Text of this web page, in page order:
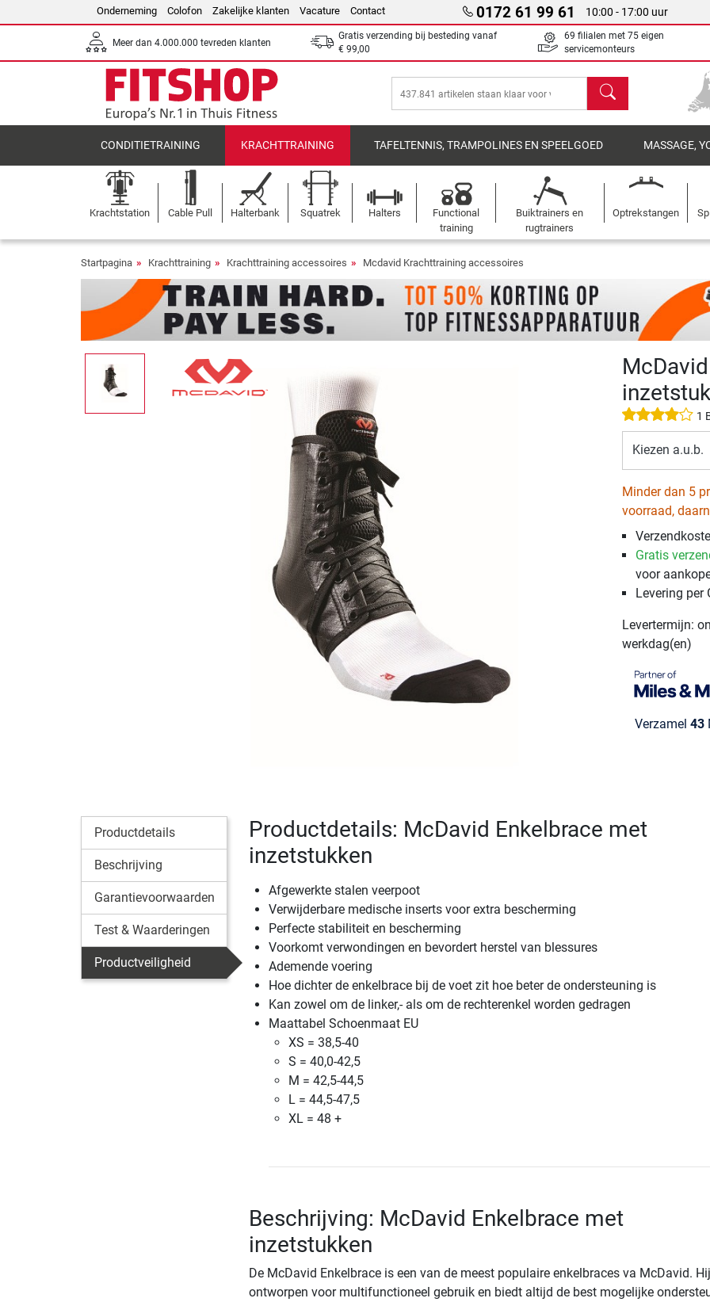
Onderneming Colofon Zakelijke klanten Vacature Contact 0172 61 99 61 10:00 - 17:00 uur
Meer dan 4.000.000 tevreden klanten
Gratis verzending bij besteding vanaf
€ 99,00
69 filialen met 75 eigen
servicemonteurs
Zoeken
CONDITIETRAINING KRACHTTRAINING TAFELTENNIS, TRAMPOLINES EN SPEELGOED MASSAGE,
Krachtstation Cable Pull Halterbank Squatrek Halters
Functional
training
Buiktrainers en
rugtrainers
Optrekstangen
Startpagina Krachttraining Krachttraining accessoires Mcdavid Krachttraining accessoires
1
Kiezen a.u.b.
Minder dan 5
voorraad,
Gratis
voor
Levering per
Levertermijn:
werkdag(en)
Verzamel 43
Productdetails
Beschrijving
Garantievoorwaarden
Test & Waarderingen
Productveiligheid
Productdetails: McDavid Enkelbrace met
inzetstukken
Afgewerkte stalen veerpoot
Verwijderbare medische inserts voor extra bescherming
Perfecte stabiliteit en bescherming
Voorkomt verwondingen en bevordert herstel van blessures
Ademende voering
Hoe dichter de enkelbrace bij de voet zit hoe beter de ondersteuning is
Kan zowel om de linker,- als om de rechterenkel worden gedragen
Maattabel Schoenmaat EU
XS = 38,5-40
S = 40,0-42,5
M = 42,5-44,5
L = 44,5-47,5
XL = 48 +
Beschrijving: McDavid Enkelbrace met
inzetstukken
De McDavid Enkelbrace is een van de meest populaire enkelbraces va McDavid.
ontworpen voor multifunctioneel gebruik en biedt altijd de best mogelijke